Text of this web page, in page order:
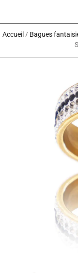
Accueil / Bagues